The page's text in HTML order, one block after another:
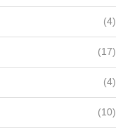
(4)
(17)
(4)
(10)